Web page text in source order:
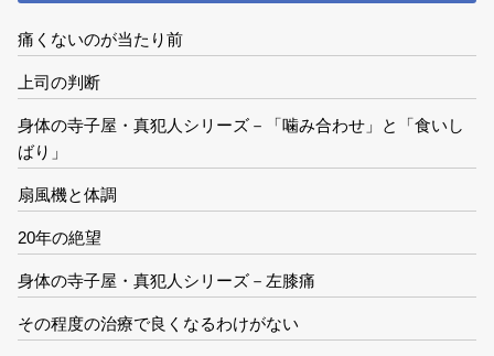
痛くないのが当たり前
上司の判断
身体の寺子屋・真犯人シリーズ－「噛み合わせ」と「食いし
ばり」
扇風機と体調
20年の絶望
身体の寺子屋・真犯人シリーズ－左膝痛
その程度の治療で良くなるわけがない